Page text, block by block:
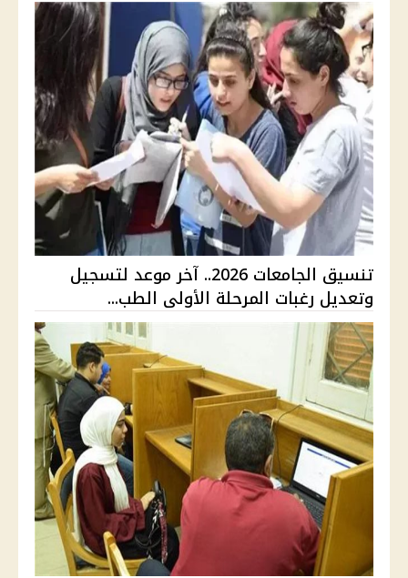
تنسيق الجامعات 2026.. آخر موعد لتسجيل
وتعديل رغبات المرحلة الأولى الطب...